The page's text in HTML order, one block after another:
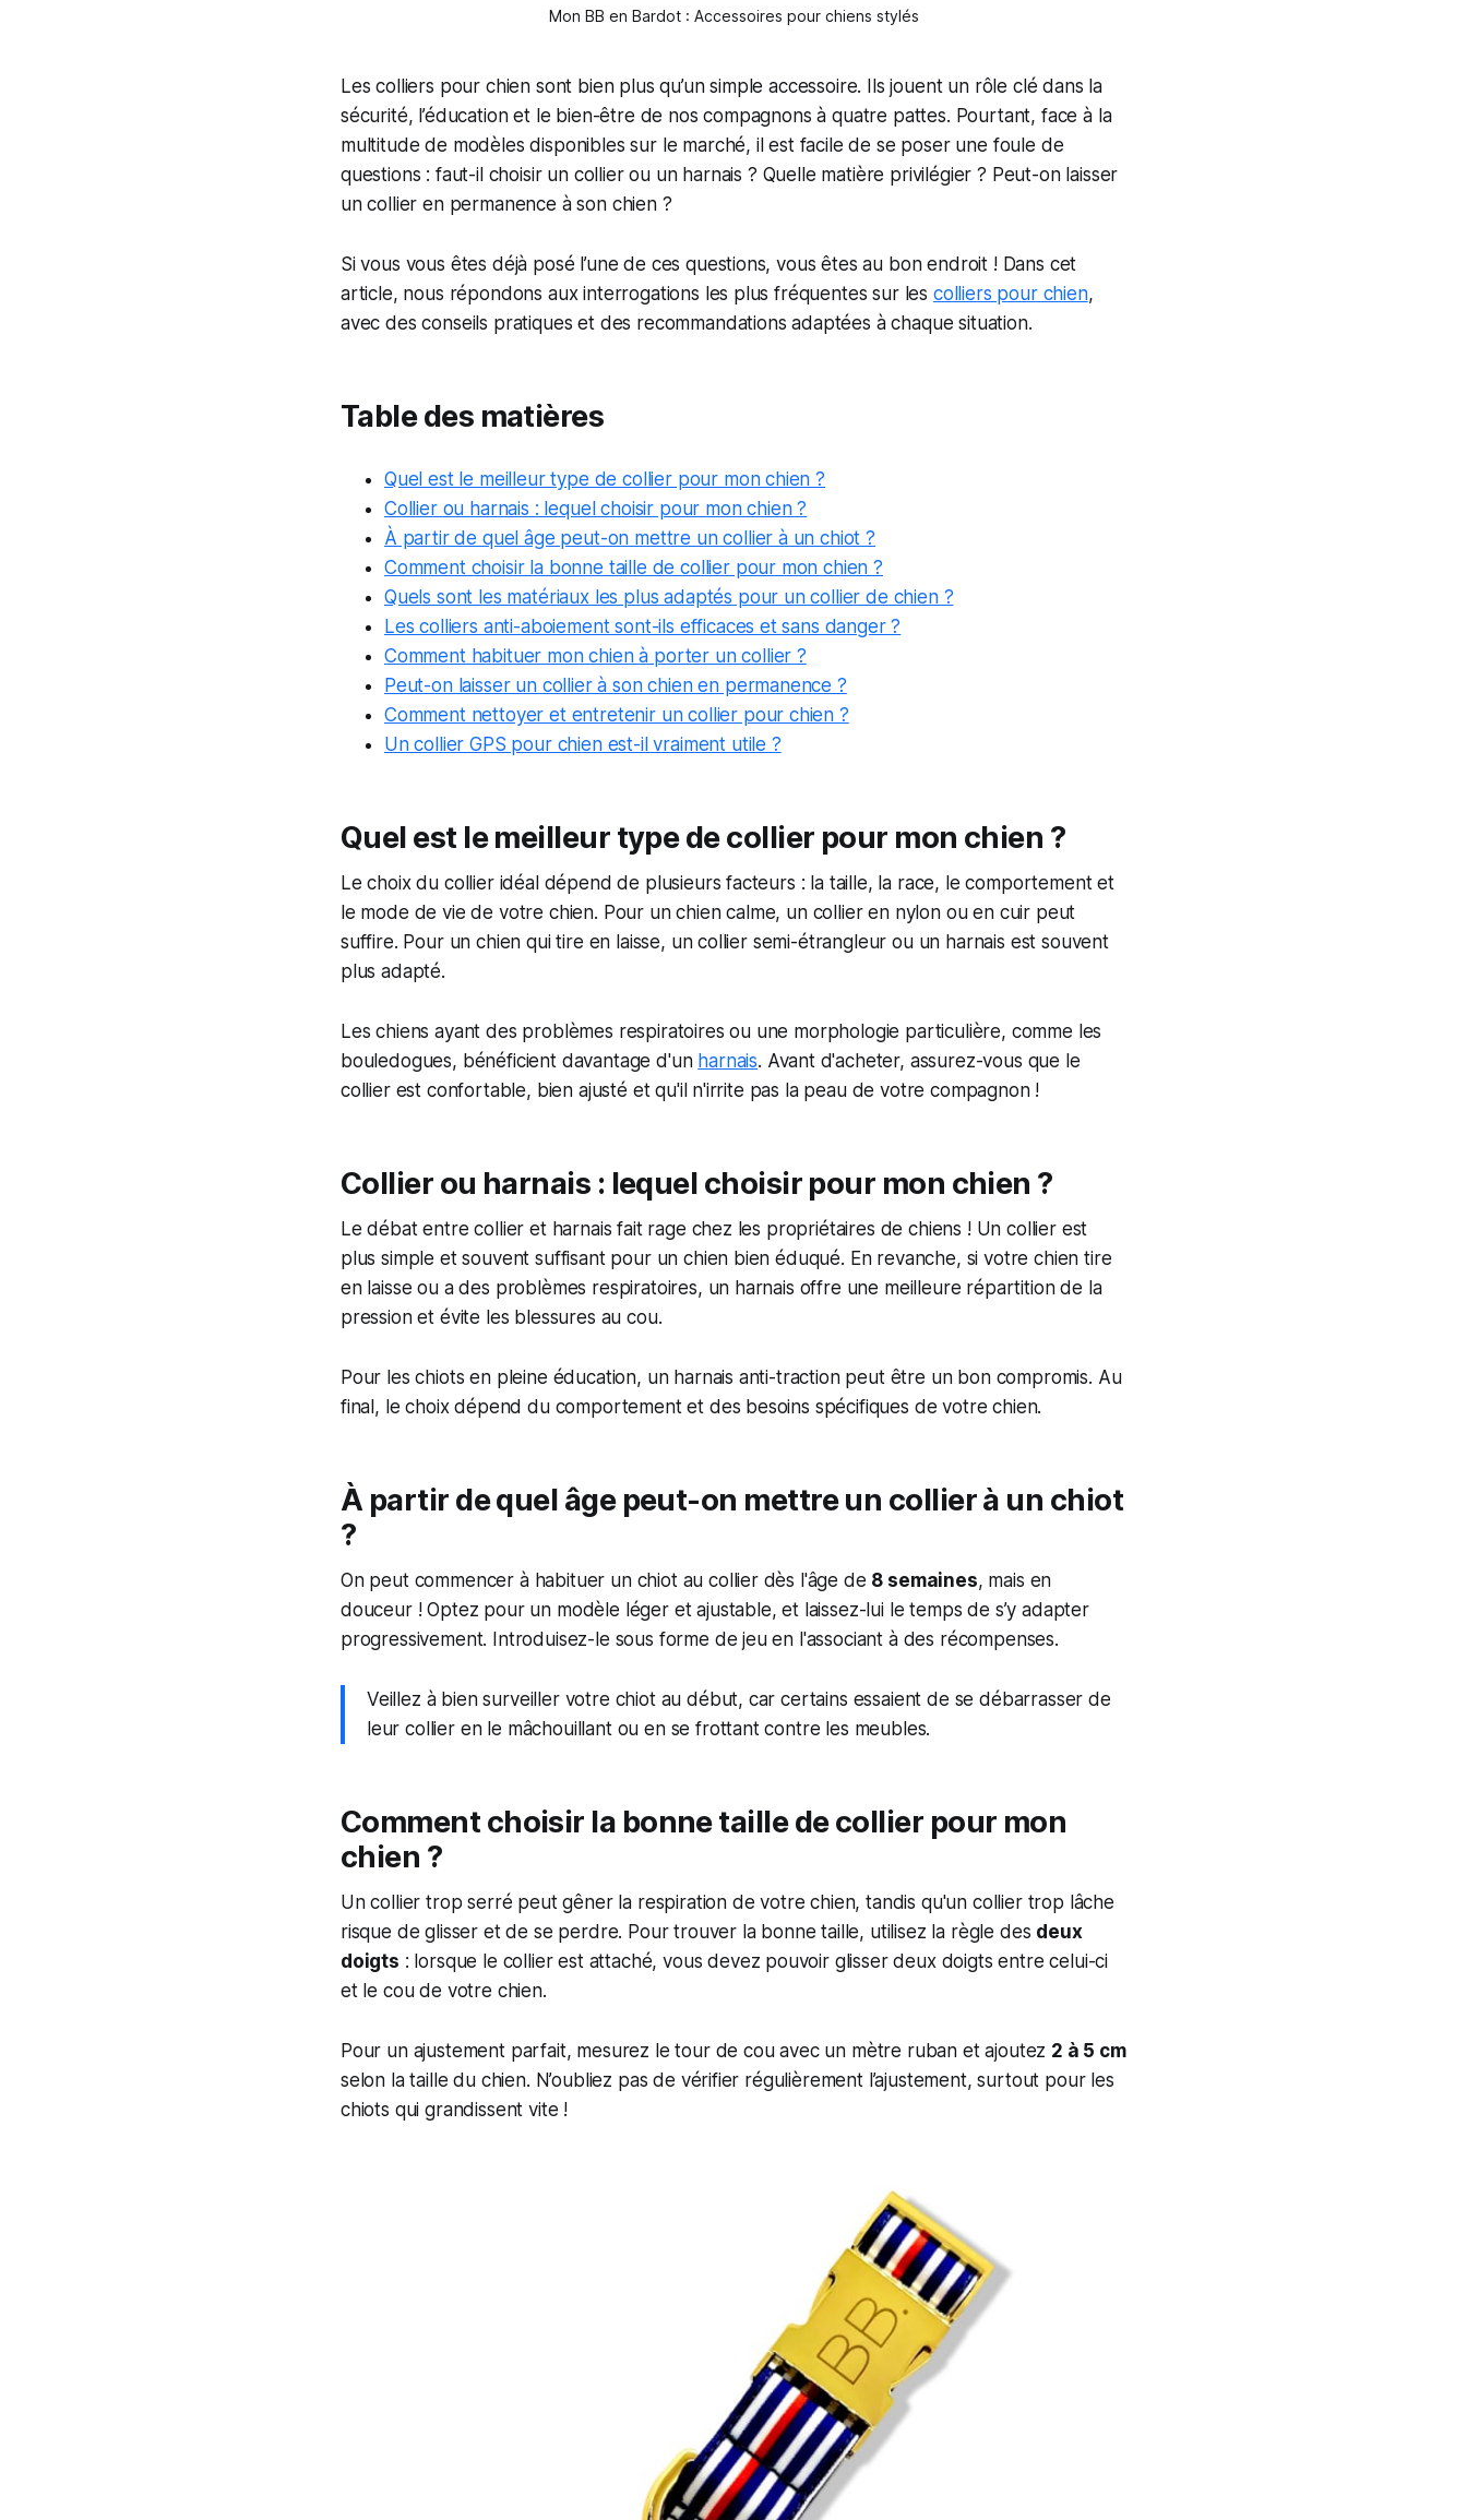
Mon BB en Bardot : Accessoires pour chiens stylés
Les colliers pour chien sont bien plus qu’un simple accessoire. Ils jouent un rôle clé dans la
sécurité, l’éducation et le bien-être de nos compagnons à quatre pattes. Pourtant, face à la
multitude de modèles disponibles sur le marché, il est facile de se poser une foule de
questions : faut-il choisir un collier ou un harnais ? Quelle matière privilégier ? Peut-on laisser
un collier en permanence à son chien ?
Si vous vous êtes déjà posé l’une de ces questions, vous êtes au bon endroit ! Dans cet
article, nous répondons aux interrogations les plus fréquentes sur les colliers pour chien,
avec des conseils pratiques et des recommandations adaptées à chaque situation.
Table des matières
Quel est le meilleur type de collier pour mon chien ?
Collier ou harnais : lequel choisir pour mon chien ?
À partir de quel âge peut-on mettre un collier à un chiot ?
Comment choisir la bonne taille de collier pour mon chien ?
Quels sont les matériaux les plus adaptés pour un collier de chien ?
Les colliers anti-aboiement sont-ils efficaces et sans danger ?
Comment habituer mon chien à porter un collier ?
Peut-on laisser un collier à son chien en permanence ?
Comment nettoyer et entretenir un collier pour chien ?
Un collier GPS pour chien est-il vraiment utile ?
Quel est le meilleur type de collier pour mon chien ?
Le choix du collier idéal dépend de plusieurs facteurs : la taille, la race, le comportement et
le mode de vie de votre chien. Pour un chien calme, un collier en nylon ou en cuir peut
suffire. Pour un chien qui tire en laisse, un collier semi-étrangleur ou un harnais est souvent
plus adapté.
Les chiens ayant des problèmes respiratoires ou une morphologie particulière, comme les
bouledogues, bénéficient davantage d'un harnais. Avant d'acheter, assurez-vous que le
collier est confortable, bien ajusté et qu'il n'irrite pas la peau de votre compagnon !
Collier ou harnais : lequel choisir pour mon chien ?
Le débat entre collier et harnais fait rage chez les propriétaires de chiens ! Un collier est
plus simple et souvent suffisant pour un chien bien éduqué. En revanche, si votre chien tire
en laisse ou a des problèmes respiratoires, un harnais offre une meilleure répartition de la
pression et évite les blessures au cou.
Pour les chiots en pleine éducation, un harnais anti-traction peut être un bon compromis. Au
final, le choix dépend du comportement et des besoins spécifiques de votre chien.
À partir de quel âge peut-on mettre un collier à un chiot
?
On peut commencer à habituer un chiot au collier dès l'âge de 8 semaines, mais en
douceur ! Optez pour un modèle léger et ajustable, et laissez-lui le temps de s’y adapter
progressivement. Introduisez-le sous forme de jeu en l'associant à des récompenses.
Veillez à bien surveiller votre chiot au début, car certains essaient de se débarrasser de
leur collier en le mâchouillant ou en se frottant contre les meubles.
Comment choisir la bonne taille de collier pour mon
chien ?
Un collier trop serré peut gêner la respiration de votre chien, tandis qu'un collier trop lâche
risque de glisser et de se perdre. Pour trouver la bonne taille, utilisez la règle des deux
doigts : lorsque le collier est attaché, vous devez pouvoir glisser deux doigts entre celui-ci
et le cou de votre chien.
Pour un ajustement parfait, mesurez le tour de cou avec un mètre ruban et ajoutez 2 à 5 cm
selon la taille du chien. N’oubliez pas de vérifier régulièrement l’ajustement, surtout pour les
chiots qui grandissent vite !